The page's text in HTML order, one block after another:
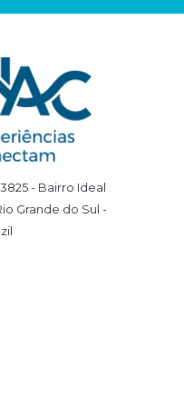
- Bairro Ideal
Grande do Sul -